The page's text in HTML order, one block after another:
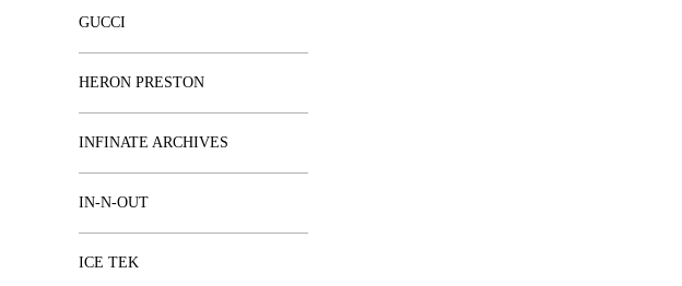
GUCCI
HERON PRESTON
INFINATE ARCHIVES
IN-N-OUT
ICE TEK